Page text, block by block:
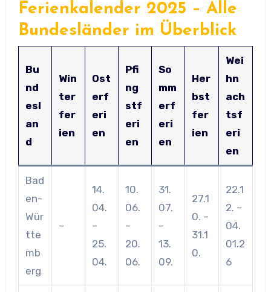
Ferienkalender 2025 – Alle
Bundesländer im Überblick
Bu
nd
esl
an
d
Win
ter
fer
ien
Ost
erf
eri
en
Pfi
ng
stf
eri
en
So
mm
erf
eri
en
Her
bst
fer
ien
Wei
hn
ach
tsf
eri
en
Bad
en-
Wür
tte
mb
erg
–
14.
04.
–
25.
04.
10.
06.
–
20.
06.
31.
07.
–
13.
09.
27.1
0. –
31.1
0.
22.1
2. –
04.
01.2
6